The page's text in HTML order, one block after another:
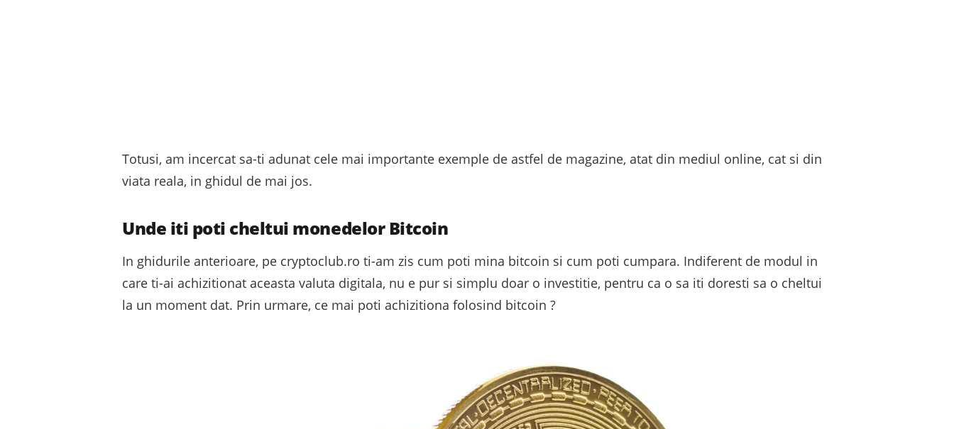
Totusi, am incercat sa-ti adunat cele mai importante exemple de astfel de magazine, atat din mediul online, cat si din
viata reala, in ghidul de mai jos.
Unde iti poti cheltui monedelor Bitcoin
In ghidurile anterioare, pe cryptoclub.ro ti-am zis cum poti mina bitcoin si cum poti cumpara. Indiferent de modul in
care ti-ai achizitionat aceasta valuta digitala, nu e pur si simplu doar o investitie, pentru ca o sa iti doresti sa o cheltui
la un moment dat. Prin urmare, ce mai poti achizitiona folosind bitcoin ?